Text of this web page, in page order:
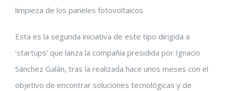
limpieza de los paneles fotovoltaicos
Esta es la segunda iniciativa de este tipo dirigida a
‘startups’ que lanza la compañía presidida por Ignacio
Sánchez Galán, tras la realizada hace unos meses con el
objetivo de encontrar soluciones tecnológicas y de